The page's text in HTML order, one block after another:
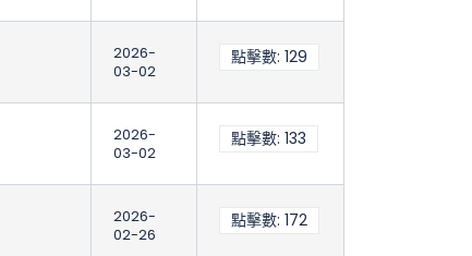
2026-
03-02
點擊數: 129
2026-
03-02
點擊數: 133
2026-
02-26
點擊數: 172